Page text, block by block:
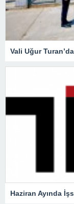
Vali Uğur
Haziran Ayında